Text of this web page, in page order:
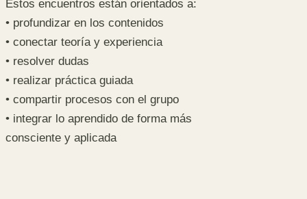
Estos encuentros están orientados a:
• profundizar en los contenidos
• conectar teoría y experiencia
• resolver dudas
• realizar práctica guiada
• compartir procesos con el grupo
• integrar lo aprendido de forma más
consciente y aplicada